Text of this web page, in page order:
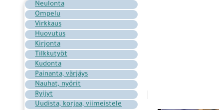
Neulonta
Ompelu
Virkkaus
Huovutus
Kirjonta
Tilkkutyöt
Kudonta
Painanta, värjäys
Nauhat, nyörit
Ryijyt
Uudista, korjaa, viimeistele